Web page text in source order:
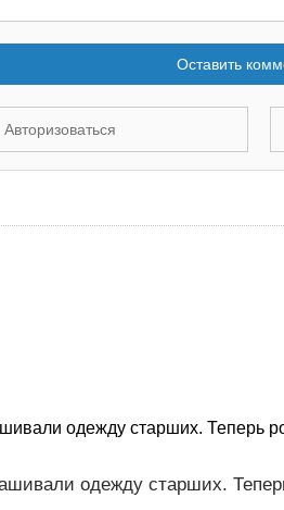
Оставить
Авторизоваться
одежду старших. Теперь
одежду старших.